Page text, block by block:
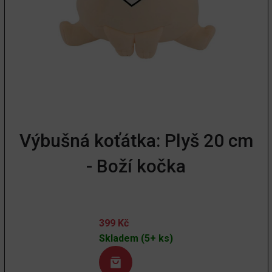
Výbušná koťátka: Plyš 20 cm
- Boží kočka
399 Kč
Skladem (5+ ks)